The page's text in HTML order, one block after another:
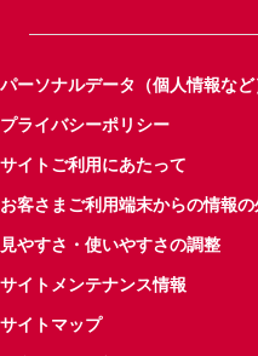
パーソナルデータ（個人情報な
プライバシーポリシー
サイトご利用にあたって
お客さまご利用端末からの情報
見やすさ・使いやすさの調整
サイトメンテナンス情報
サイトマップ